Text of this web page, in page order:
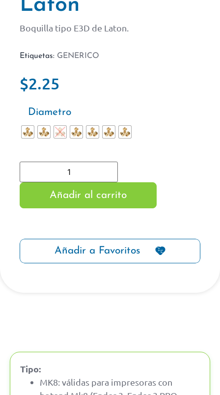
Laton
Boquilla tipo E3D de Laton.
Etiquetas: GENERICO
$2.25
Diametro
Añadir al carrito
Añadir a Favoritos
Tipo:
MK8: válidas para impresoras con